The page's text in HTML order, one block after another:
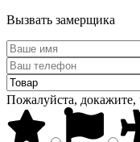
Вызвать замерщика
Пожалуйста, докажите,